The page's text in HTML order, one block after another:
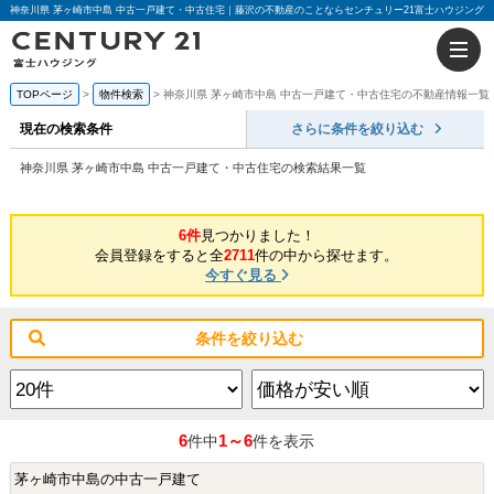
神奈川県 茅ヶ崎市中島 中古一戸建て・中古住宅｜藤沢の不動産のことならセンチュリー21富士ハウジング
TOPページ 物件検索 神奈川県 茅ヶ崎市中島 中古一戸建て・中古住宅の不動産情報一覧
現在の検索条件 さらに条件を絞り込む
神奈川県 茅ヶ崎市中島 中古一戸建て・中古住宅の検索結果一覧
6件見つかりました！
会員登録をすると全2711件の中から探せます。
今すぐ見る
条件を絞り込む
6件中1～6件を表示
茅ヶ崎市中島の中古一戸建て